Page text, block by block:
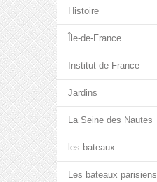
Histoire
Île-de-France
Institut de France
Jardins
La Seine des Nautes
les bateaux
Les bateaux parisiens